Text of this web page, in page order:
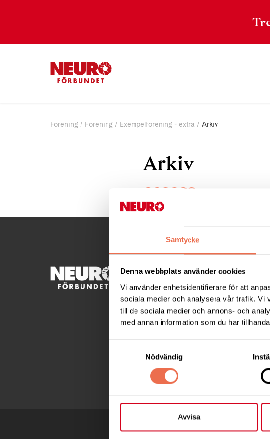
Samtycke
Denna webbplats använder cookies
Vi använder enhetsidentifierare för att
sociala medier och analysera vår trafik. Vi
till de sociala medier och annons- och
med annan information som du har
Nödvändig
Avvisa
Förening Förening Exempelförening - extra Arkiv
Arkiv
KONTAKT
Besöksadress:
C/OAndersson
Besöksadressen 2,
webbadmin@neuro.se